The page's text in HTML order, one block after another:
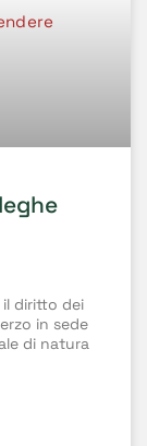
diritto dei
in sede
di natura